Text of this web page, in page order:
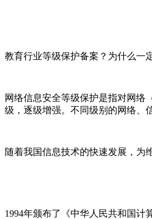
教育行业等级保护备案？为什么一
网络信息安全等级保护是指对网络
级，逐级增强。不同级别的网络、
随着我国信息技术的快速发展，为
1994年颁布了《中华人民共和国计